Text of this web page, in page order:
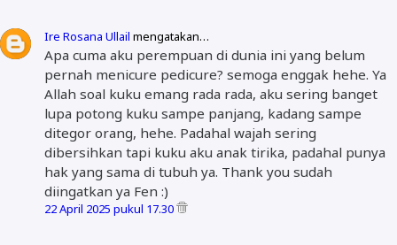
Ire Rosana Ullail mengatakan…
Apa cuma aku perempuan di dunia ini yang belum
pernah menicure pedicure? semoga enggak hehe. Ya
Allah soal kuku emang rada rada, aku sering banget
lupa potong kuku sampe panjang, kadang sampe
ditegor orang, hehe. Padahal wajah sering
dibersihkan tapi kuku aku anak tirika, padahal punya
hak yang sama di tubuh ya. Thank you sudah
diingatkan ya Fen :)
22 April 2025 pukul 17.30